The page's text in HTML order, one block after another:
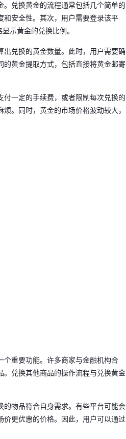
兑换黄金的流程通常包括几个简单的
安全性。其次，用户需要登录该平
示黄金的兑换比例。
兑换的黄金数量。此时，用户需要确
黄金提取方式，包括直接将黄金邮寄
一定的手续费，或者限制每次兑换的
。同时，黄金的市场价格波动较大，
个重要功能。许多商家与金融机构合
兑换其他商品的操作流程与兑换黄金
物品符合自身需求。有些平台可能会
更优惠的价格。因此，用户可以通过